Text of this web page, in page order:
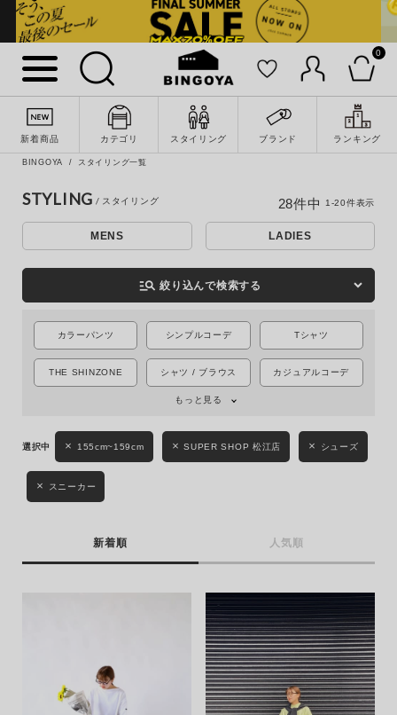
0
新着商品 カテゴリ スタイリング ブランド ランキング
詳細検索
BINGOYA スタイリング一覧
STYLING
MENS LADIES
manage_search 絞り込んで検索する
カラーパンツ シンプルコーデ Tシャツ
THE SHINZONE シャツ / ブラウス カジュアルコーデ
もっと見る
155cm~159cm SUPER SHOP 松江店 シューズ
スニーカー
新着順 人気順
28件中 1-20件表示